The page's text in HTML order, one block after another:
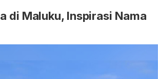
di Maluku, Inspirasi Nama